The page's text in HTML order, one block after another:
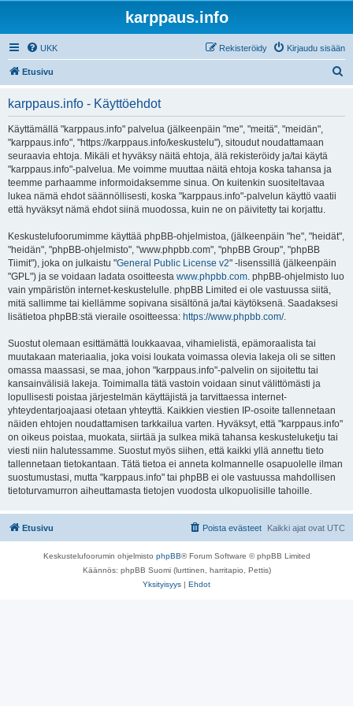
karppaus.info
UKK Kirjaudu sisään
Rekisteröidy
Etusivu
karppaus.info - Käyttöehdot
Käyttämällä "karppaus.info" palvelua (jälkeenpäin "me", "meitä", "meidän",
"karppaus.info", "https://karppaus.info/keskustelu"), sitoudut noudattamaan
seuraavia ehtoja. Mikäli et hyväksy näitä ehtoja, älä rekisteröidy ja/tai käytä
"karppaus.info"-palvelua. Me voimme muuttaa näitä ehtoja koska tahansa ja
teemme parhaamme informoidaksemme sinua. On kuitenkin suositeltavaa
lukea nämä ehdot säännöllisesti, koska "karppaus.info"-palvelun käyttö vaatii
että hyväksyt nämä ehdot siinä muodossa, kuin ne on päivitetty tai korjattu.
Keskustelufoorumimme käyttää phpBB-ohjelmistoa, (jälkeenpäin "he", "heidät",
"heidän", "phpBB-ohjelmisto", "www.phpbb.com", "phpBB Group", "phpBB
Tiimit"), joka on julkaistu "General Public License v2" -lisenssillä (jälkeenpäin
"GPL") ja se voidaan ladata osoitteesta www.phpbb.com. phpBB-ohjelmisto luo
vain ympäristön internet-keskustelulle. phpBB Limited ei ole vastuussa siitä,
mitä sallimme tai kiellämme sopivana sisältönä ja/tai käytöksenä. Saadaksesi
lisätietoa phpBB:stä vieraile osoitteessa: https://www.phpbb.com/.
Suostut olemaan esittämättä loukkaavaa, vihamielistä, epämoraalista tai
muutakaan materiaalia, joka voisi loukata voimassa olevia lakeja oli se sitten
omassa maassasi, se maa, johon "karppaus.info"-palvelin on sijoitettu tai
kansainvälisiä lakeja. Toimimalla tätä vastoin voidaan sinut välittömästi ja
lopullisesti poistaa järjestelmän käyttäjistä ja tarvittaessa internet-
yhteydentarjoajaasi otetaan yhteyttä. Kaikkien viestien IP-osoite tallennetaan
näiden ehtojen noudattamisen tarkkailua varten. Hyväksyt, että "karppaus.info"
on oikeus poistaa, muokata, siirtää ja sulkea mikä tahansa keskusteluketju tai
viesti niin halutessamme. Suostut myös siihen, että kaikki yllä annettu tieto
tallennetaan tietokantaan. Tätä tietoa ei anneta kolmannelle osapuolelle ilman
suostumustasi, mutta "karppaus.info" tai phpBB ei ole vastuussa mahdollisen
tietoturvamurron aiheuttamasta tietojen vuodosta ulkopuolisille tahoille.
Etusivu Kaikki ajat ovat UTC
Poista evästeet
Keskustelufoorumin ohjelmisto phpBB® Forum Software © phpBB Limited
Käännös: phpBB Suomi (lurttinen, harritapio, Pettis)
Yksityisyys | Ehdot